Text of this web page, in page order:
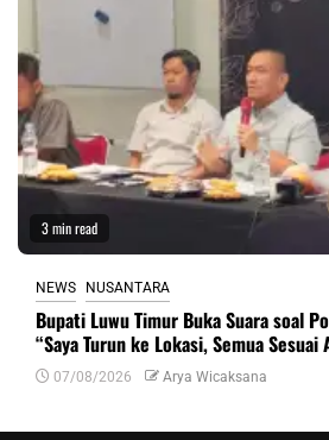
3 min read
NEWS NUSANTARA
Bupati Luwu Timur Buka Suara soal
“Saya Turun ke Lokasi, Semua Sesuai
07/08/2026 Arya Wicaksana